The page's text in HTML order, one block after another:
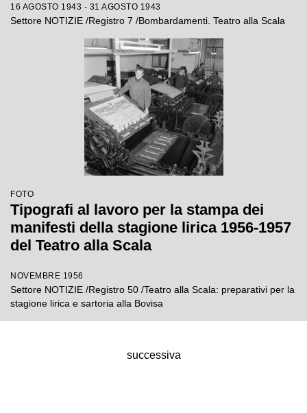
16 AGOSTO 1943 - 31 AGOSTO 1943
Settore NOTIZIE /Registro 7 /Bombardamenti. Teatro alla Scala
FOTO
Tipografi al lavoro per la stampa dei
manifesti della stagione lirica 1956-1957
del Teatro alla Scala
NOVEMBRE 1956
Settore NOTIZIE /Registro 50 /Teatro alla Scala: preparativi per la
stagione lirica e sartoria alla Bovisa
successiva